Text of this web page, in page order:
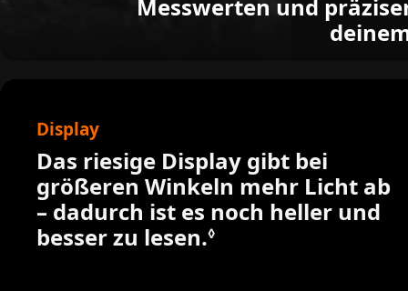
Messwerten und
Display
Das riesige Display gibt bei
größeren Winkeln mehr Licht ab
– dadurch ist es noch heller und
besser zu lesen.◊